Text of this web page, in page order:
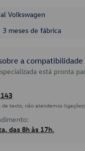
Volkswagen
3 meses de fábrica
a
está pronta
de texto, não atendemos ligações)
das 8h às 17h.